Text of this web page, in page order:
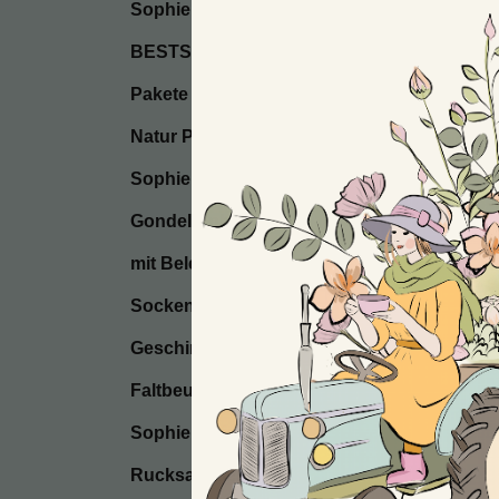
Sophie’s Seifen
BESTSELLER / Start
Pakete
Natur Postkarten
Sophie’s Seccos
Gondel Anhänger
mit Beleuchtung
Socken
Geschirrtücher
Faltbeutel
Sophie’s Kissen
Rucksackbeutel